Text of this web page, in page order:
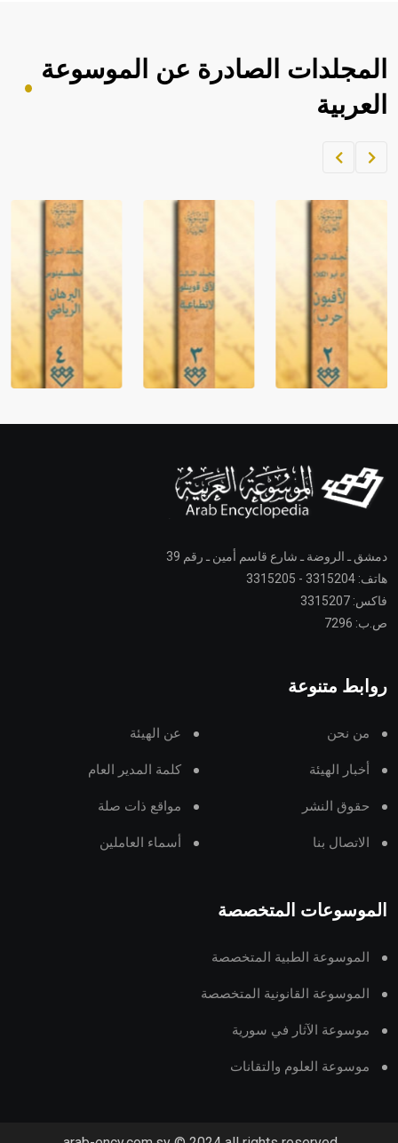
المجلدات الصادرة عن الموسوعة
العربية
دمشق ـ الروضة ـ شارع قاسم أمين ـ رقم 39
هاتف: 3315204 - 3315205
فاكس: 3315207
ص.ب: 7296
روابط متنوعة
من نحن عن الهيئة
أخبار الهيئة كلمة المدير العام
حقوق النشر مواقع ذات صلة
الاتصال بنا أسماء العاملين
الموسوعات المتخصصة
الموسوعة الطبية المتخصصة
الموسوعة القانونية المتخصصة
موسوعة الآثار في سورية
موسوعة العلوم والتقانات